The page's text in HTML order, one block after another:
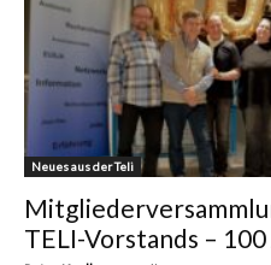
Neues aus der Teli
TELI-Vorstands –